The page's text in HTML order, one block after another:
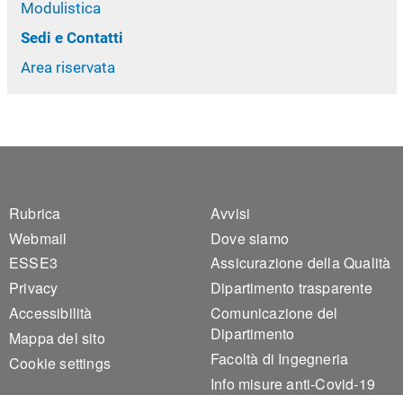
Modulistica
Sedi e Contatti
Area riservata
Footer 1
Rubrica
Webmail
ESSE3
Privacy
Accessibilità
Mappa del sito
Cookie settings
Footer 2
Avvisi
Dove siamo
Assicurazione della Qualità
Dipartimento trasparente
Comunicazione del
Dipartimento
Facoltà di Ingegneria
Info misure anti-Covid-19